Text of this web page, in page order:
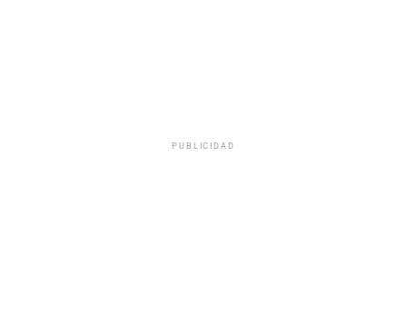
PUBLICIDAD